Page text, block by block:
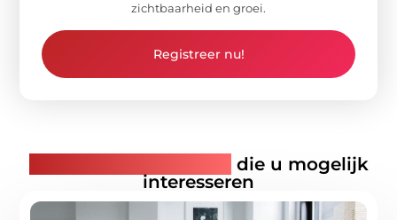
zichtbaarheid en groei.
Registreer nu!
die u mogelijk
interesseren